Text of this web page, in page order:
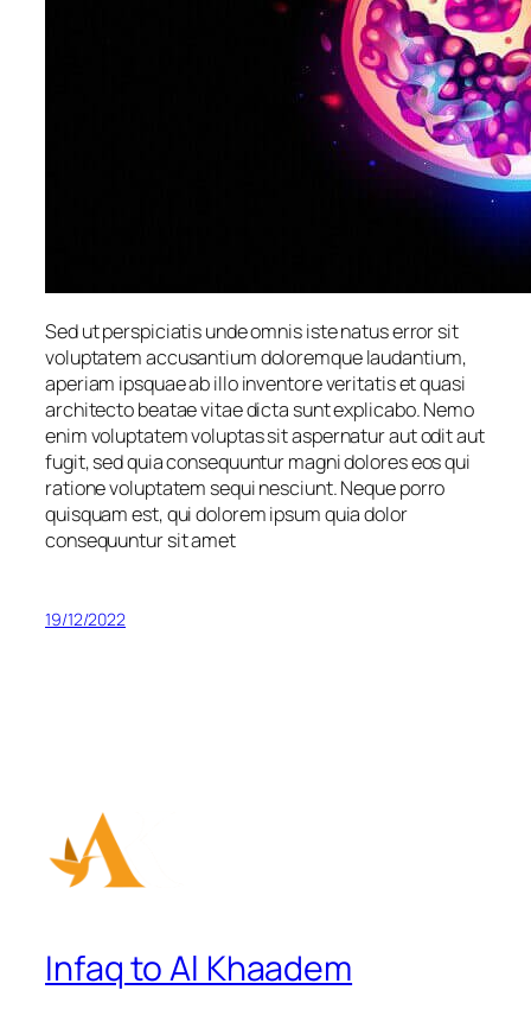
Sed ut perspiciatis unde omnis iste natus error sit
voluptatem accusantium doloremque laudantium,
aperiam ipsquae ab illo inventore veritatis et quasi
architecto beatae vitae dicta sunt explicabo. Nemo
enim voluptatem voluptas sit aspernatur aut odit aut
fugit, sed quia consequuntur magni dolores eos qui
ratione voluptatem sequi nesciunt. Neque porro
quisquam est, qui dolorem ipsum quia dolor
consequuntur sit amet
19/12/2022
Infaq to Al Khaadem